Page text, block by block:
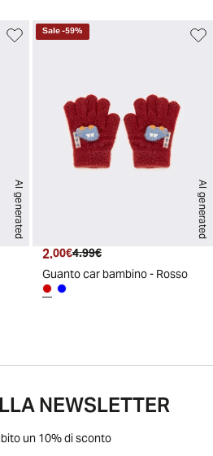
AI generated AI generated
Sale-59%
Prezzo attuale
2.00€ Prezzo originale
4.99€
Guanto car bambino - Rosso
NEWSLETTER
un 10% di sconto